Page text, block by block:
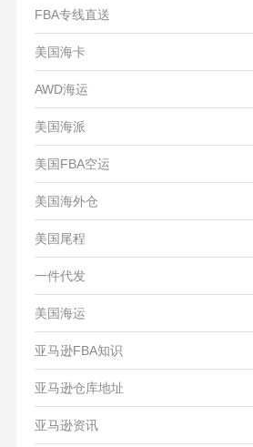
FBA专线直送
美国海卡
AWD海运
美国海派
美国FBA空运
美国海外仓
美国尾程
一件代发
美国海运
亚马逊FBA知识
亚马逊仓库地址
亚马逊资讯